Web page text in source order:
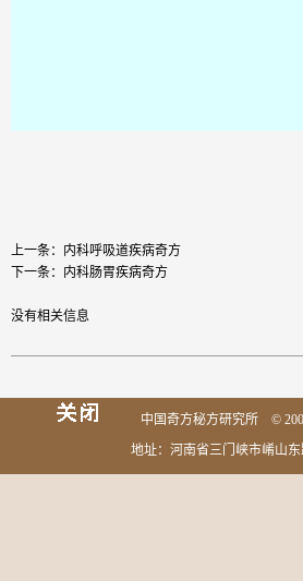
上一条： 内科呼吸道疾病奇方
下一条： 内科肠胃疾病奇方
没有相关信息
中国奇方秘方研究所 ©
地址：河南省三门峡市崤山